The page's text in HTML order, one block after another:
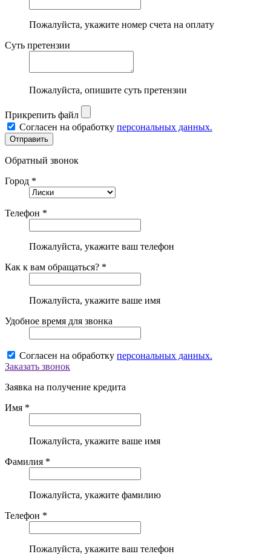
Пожалуйста, укажите номер счета на оплату
Суть претензии
Пожалуйста, опишите суть претензии
Прикрепить файл
Согласен на обработку персональных данных.
Обратный звонок
Город *
Телефон *
Пожалуйста, укажите ваш телефон
Как к вам обращаться? *
Пожалуйста, укажите ваше имя
Удобное время для звонка
Согласен на обработку персональных данных.
Заказать звонок
Заявка на получение кредита
Имя *
Пожалуйста, укажите ваше имя
Фамилия *
Пожалуйста, укажите фамилию
Телефон *
Пожалуйста, укажите ваш телефон